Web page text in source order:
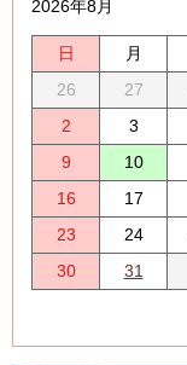
2026年8月
日 月
26
27
2
3
9
10
16
17
23
24
30
31